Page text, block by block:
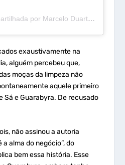
Uma publicação compartilhada por Marcelo Duarte (@mdcurioso)
exaustivamente na
alguém percebeu que,
moças da limpeza não
aquele primeiro
Sá e Guarabyra. De recusado
não assinou a autoria
alma do negócio”, do
bem essa história. Esse